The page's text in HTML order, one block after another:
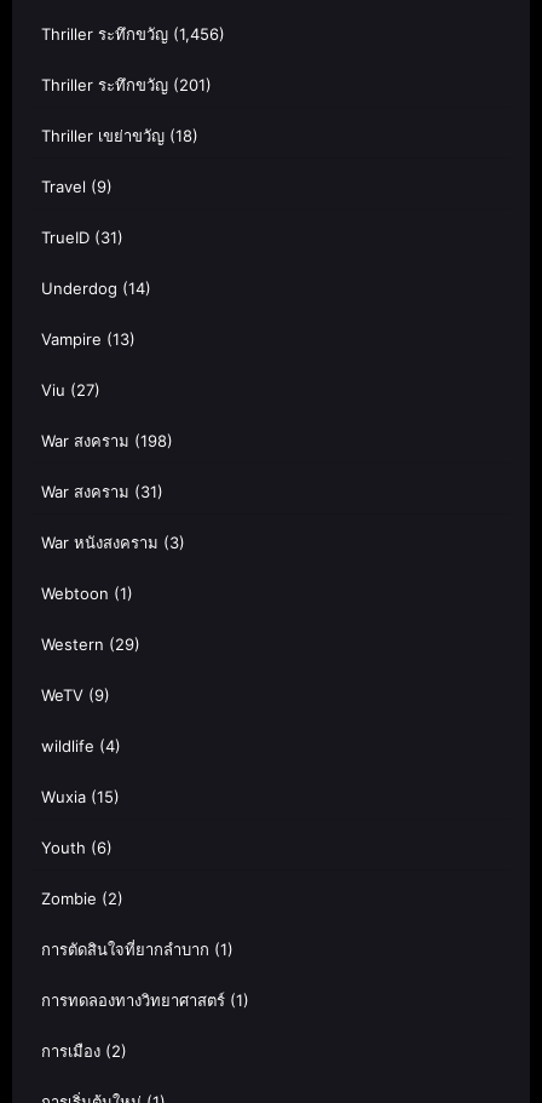
Thriller ระทึกขวัญ (1,456)
Thriller ระทึกขวัญ (201)
Thriller เขย่าขวัญ (18)
Travel (9)
TrueID (31)
Underdog (14)
Vampire (13)
Viu (27)
War สงคราม (198)
War สงคราม (31)
War หนังสงคราม (3)
Webtoon (1)
Western (29)
WeTV (9)
wildlife (4)
Wuxia (15)
Youth (6)
Zombie (2)
การตัดสินใจที่ยากลำบาก (1)
การทดลองทางวิทยาศาสตร์ (1)
การเมือง (2)